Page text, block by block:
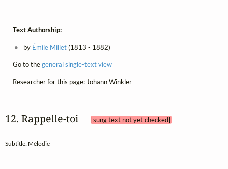
Text Authorship:
by Émile Millet(1813 - 1882)
Go to thegeneral single-text view
Researcher for this page: Johann Winkler
12. Rappelle‑toi [sung text not yet checked]
Subtitle: Mélodie